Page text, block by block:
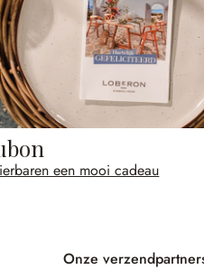
een mooi cadeau
Onze